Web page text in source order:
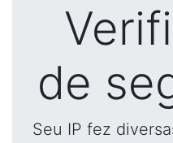
de
Seu IP fez